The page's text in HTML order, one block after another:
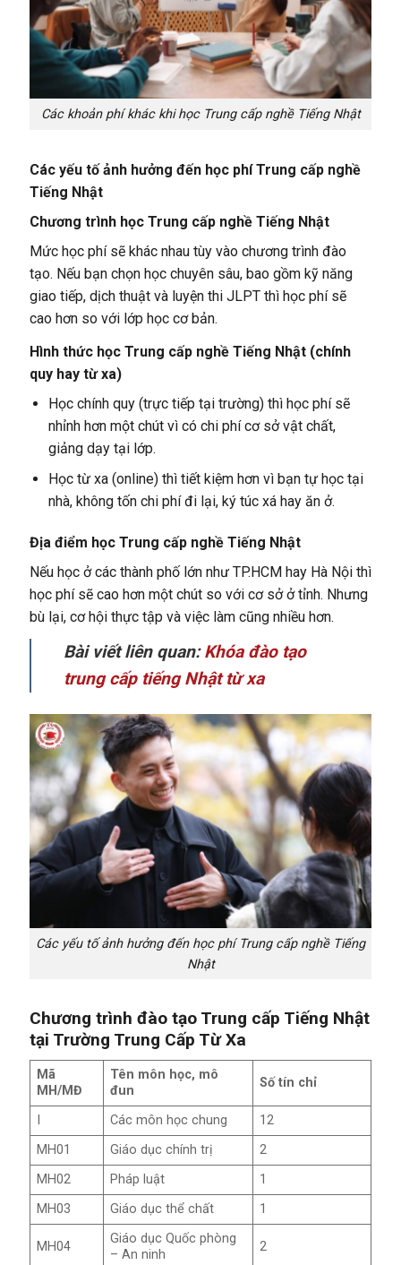
Các khoản phí khác khi học Trung cấp nghề Tiếng Nhật
Các yếu tố ảnh hưởng đến học phí Trung cấp nghề
Tiếng Nhật
Chương trình học Trung cấp nghề Tiếng Nhật
Mức học phí sẽ khác nhau tùy vào chương trình đào
tạo. Nếu bạn chọn học chuyên sâu, bao gồm kỹ năng
giao tiếp, dịch thuật và luyện thi JLPT thì học phí sẽ
cao hơn so với lớp học cơ bản.
Hình thức học Trung cấp nghề Tiếng Nhật (chính
quy hay từ xa)
Học chính quy (trực tiếp tại trường) thì học phí sẽ
nhỉnh hơn một chút vì có chi phí cơ sở vật chất,
giảng dạy tại lớp.
Học từ xa (online) thì tiết kiệm hơn vì bạn tự học tại
nhà, không tốn chi phí đi lại, ký túc xá hay ăn ở.
Địa điểm học Trung cấp nghề Tiếng Nhật
Nếu học ở các thành phố lớn như TP.HCM hay Hà Nội thì
học phí sẽ cao hơn một chút so với cơ sở ở tỉnh. Nhưng
bù lại, cơ hội thực tập và việc làm cũng nhiều hơn.
Bài viết liên quan:Khóa đào tạo
trung cấp tiếng Nhật từ xa
Các yếu tố ảnh hưởng đến học phí Trung cấp nghề Tiếng
Nhật
Chương trình đào tạo Trung cấp Tiếng Nhật
tại Trường Trung Cấp Từ Xa
Mã
MH/MĐ
Tên môn học, mô
đun
Số tín chỉ
Các môn học chung
12
MH01
Giáo dục chính trị
2
MH02
Pháp luật
1
MH03
Giáo dục thể chất 1
MH04
Giáo dục Quốc phòng
– An ninh
2